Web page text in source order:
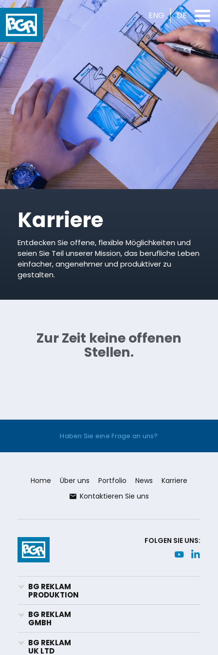
DE
ENG
Karriere
Entdecken Sie offene, flexible Möglichkeiten und
seien Sie Teil unserer Mission, das berufliche Leben
einfacher, angenehmer und produktiver zu
gestalten.
Zur Zeit keine offenen
Stellen.
Haben Sie eine Frage an uns?
Home Über uns Portfolio News
Karriere
Kontaktieren Sie uns
FOLGEN SIE UNS:
BG REKLAM
PRODUKTION
BG REKLAM
GMBH
BG REKLAM
UK LTD